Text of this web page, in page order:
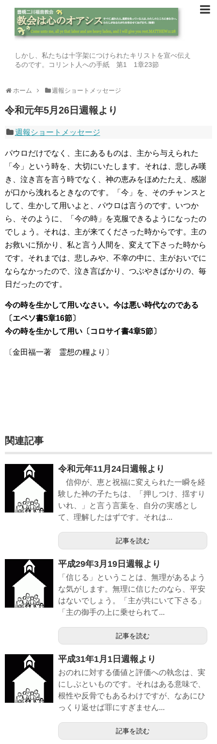
しかし、私たちは十字架につけられたキリストを宣べ伝え
るのです。コリント人への手紙 第1 1章23節
ホーム 週報ショートメッセージ
令和元年5月26日週報より
週報ショートメッセージ
パウロだけでなく、主にあるものは、主から与えられた
「今」という時を、大切にいたします。それは、悲しみ嘆
き、泣き言を言う時でなく、神の恵みをほめたたえ、感謝
が口から洩れるときなのです。「今」を、そのチャンスと
して、生かして用いよと、パウロは言うのです。いつか
ら、そのように、「今の時」を克服できるようになったの
でしょう。それは、主が来てくださった時からです。主の
お救いに預かり、私と言う人間を、変えて下さった時から
です。それまでは、悲しみや、不幸の中に、主がおいでに
ならなかったので、泣き言ばかり、つぶやきばかりの、毎
日だったのです。
今の時を生かして用いなさい。今は悪い時代なのである
〔エペソ書5章16節〕
今の時を生かして用い〔コロサイ書4章5節〕
〔金田福一著 霊想の糧より〕
関連記事
令和元年11月24日週報より
信仰が、恵と祝福に変えられた一瞬を経
験した神の子たちは、「押しつけ、揺すり
いれ、」と言う言葉を、自分の実感とし
て、理解したはずです。それは...
記事を読む
平成29年3月19日週報より
「信じる」ということは、無理があるよう
な気がします。無理に信じたのなら、平安
はないでしょう。「主が共にいて下さる」
「主の御手の上に乗せられて...
記事を読む
平成31年1月1日週報より
おのれに対する価値と評価への執念は、実
にしぶといものです。それはある意味で、
根性や反骨でもあるわけですが、なあにひ
っくり返せば罪にすぎません...
記事を読む